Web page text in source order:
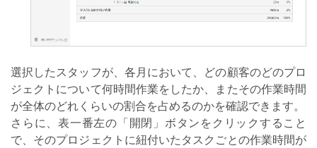
選択したスタッフが、各月において、どの顧客のどのプロ
ジェクトについて何時間作業をしたか、またその作業時間
が全体のどれくらいの割合を占めるのかを確認できます。
さらに、表一番左の「開閉」ボタンをクリックすること
で、そのプロジェクトに紐付いたタスクごとの作業時間が